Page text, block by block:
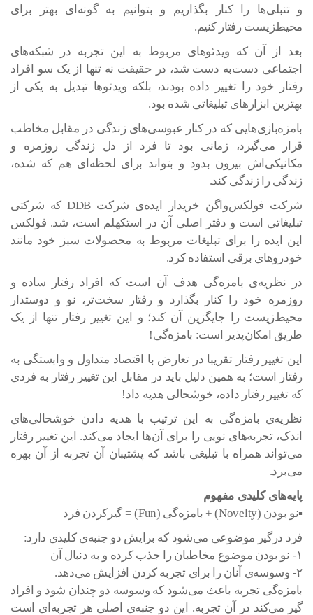
و تنبلی‌ها را کنار بگذاریم و بتوانیم به گونه‌ای بهتر برای
محیط‌زیست رفتار کنیم.
بعد از آن که ویدئوهای مربوط به این تجربه در شبکه‌های
اجتماعی دست‌به دست شد، در حقیقت نه تنها از یک سو افراد
رفتار خود را تغییر داده بودند، بلکه ویدئوها تبدیل به یکی از
بهترین ابزارهای تبلیغاتی شده بود.
بامزه‌بازی‌هایی که در کنار عبوسی‌های زندگی در مقابل مخاطب
قرار می‌گیرد، زمانی بود تا فرد از دل زندگی روزمره و
مکانیکی‌اش بیرون بدود و بتواند برای لحظه‌ای هم که شده،
زندگی را زندگی کند.
شرکت فولکس‌واگن خریدار ایده‌ی شرکت DDB که شرکتی
تبلیغاتی است و دفتر اصلی آن در استکهلم است، شد. فولکس
این ایده را برای تبلیغات مربوط به محصولات سبز خود مانند
خودروهای برقی استفاده کرد.
در نظریه‌ی بامزه‌گی هدف آن است که افراد رفتار ساده و
روزمره خود را کنار بگذارد و رفتار سخت‌تر، نو و دوستدار
محیط‌زیست را جایگزین آن کند؛ و این تغییر رفتار تنها از یک
طریق امکان‌پذیر است: بامزه‌گی!
این تغییر رفتار تقریبا در تعارض با اقتصاد متداول و وابستگی به
رفتار است؛ به همین دلیل باید در مقابل این تغییر رفتار به فردی
که تغییر رفتار داده، خوشحالی هدیه داد!
نظریه‌ی بامزه‌گی به این ترتیب با هدیه دادن خوشحالی‌های
اندک، تجربه‌های نویی را برای آن‌ها ایجاد می‌کند. این تغییر رفتار
می‌تواند همراه با تبلیغی باشد که پشتیبان آن تجربه از آن بهره
می‌برد.
پایه‌های کلیدی مفهوم
▪نو بودن (Novelty) + بامزه‌گی (Fun) = گیرکردن فرد
فرد درگیر موضوعی می‌شود که برایش دو جنبه‌ی کلیدی دارد:
۱- نو بودن موضوع مخاطبان را جذب کرده و به دنبال آن
۲- وسوسه‌ی آنان را برای تجربه کردن افزایش می‌دهد.
بامزه‌گی تجربه باعث می‌شود که وسوسه دو چندان شود و افراد
گیر می‌کند در آن تجربه. این دو جنبه‌ی اصلی هر تجربه‌ای است